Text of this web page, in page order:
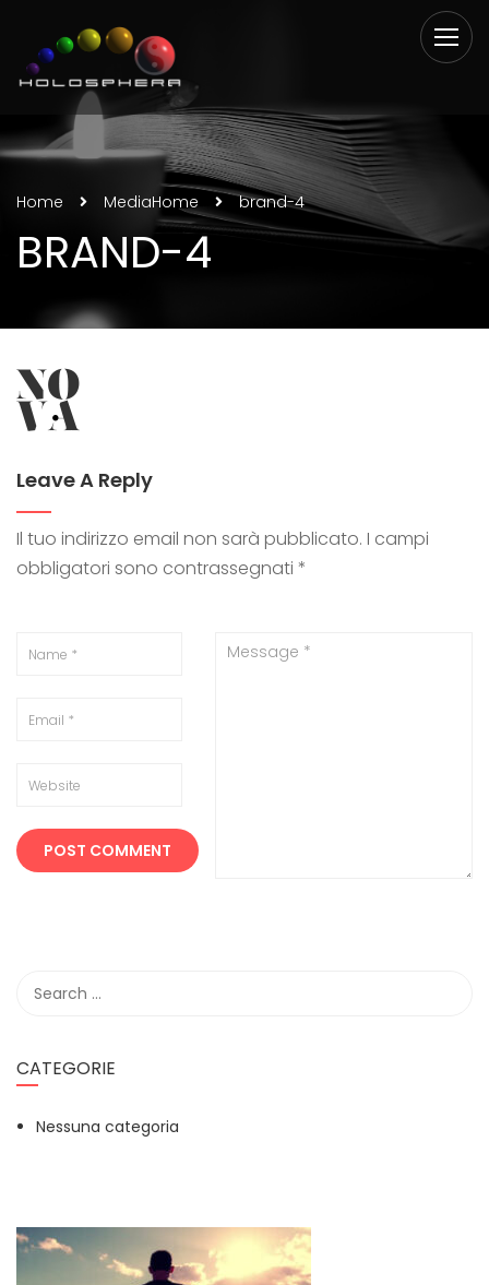
Home MediaHome brand-4
BRAND-4
Leave A Reply
Il tuo indirizzo email non sarà pubblicato. I campi
obbligatori sono contrassegnati *
CATEGORIE
Nessuna categoria